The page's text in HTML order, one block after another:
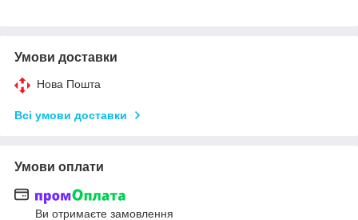
Умови доставки
Нова Пошта
Всі умови доставки
Умови оплати
Ви отримаєте замовлення